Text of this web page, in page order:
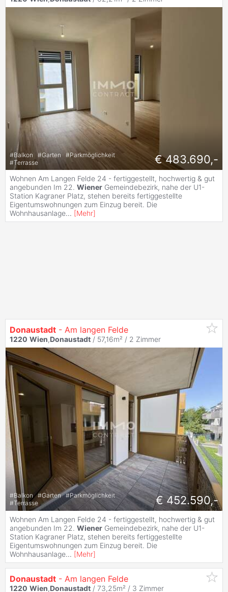
#Balkon #Garten #Parkmöglichkeit
#Terrasse € 483.690,-
Wohnen Am Langen Felde 24 - fertiggestellt, hochwertig & gut
angebunden Im 22. Wiener Gemeindebezirk, nahe der U1-
Station Kagraner Platz, stehen bereits fertiggestellte
Eigentumswohnungen zum Einzug bereit. Die
Wohnhausanlage... [Mehr]
Donaustadt - Am langen Felde
1220 Wien,Donaustadt / 57,16m² / 2 Zimmer
#Balkon #Garten #Parkmöglichkeit
#Terrasse € 452.590,-
Wohnen Am Langen Felde 24 - fertiggestellt, hochwertig & gut
angebunden Im 22. Wiener Gemeindebezirk, nahe der U1-
Station Kagraner Platz, stehen bereits fertiggestellte
Eigentumswohnungen zum Einzug bereit. Die
Wohnhausanlage... [Mehr]
Donaustadt - Am langen Felde
1220 Wien,Donaustadt / 73,25m² / 3 Zimmer